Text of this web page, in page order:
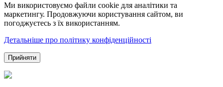
Ми використовуємо файли cookie для аналітики та
маркетингу. Продовжуючи користування сайтом, ви
погоджуєтесь з їх використанням.
Детальніше про політику конфіденційності
Прийняти